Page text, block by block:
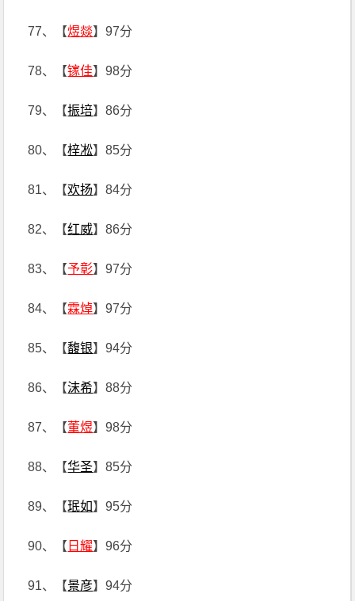
77、【煜燚】97分
78、【镓佳】98分
79、【振培】86分
80、【梓凇】85分
81、【欢扬】84分
82、【红威】86分
83、【予彰】97分
84、【霖焯】97分
85、【馥银】94分
86、【沫希】88分
87、【董煜】98分
88、【华圣】85分
89、【珉如】95分
90、【 日耀】96分
91、【景彦】94分